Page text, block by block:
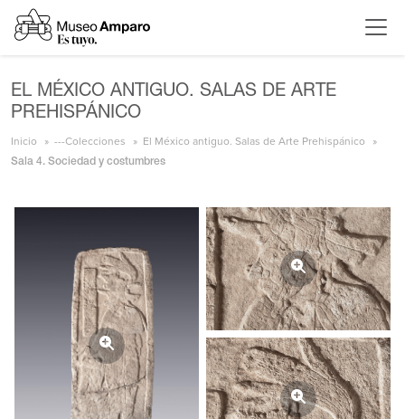
EL MÉXICO ANTIGUO. SALAS DE ARTE
PREHISPÁNICO
Inicio ---Colecciones El México antiguo. Salas de Arte Prehispánico
Sala 4. Sociedad y costumbres